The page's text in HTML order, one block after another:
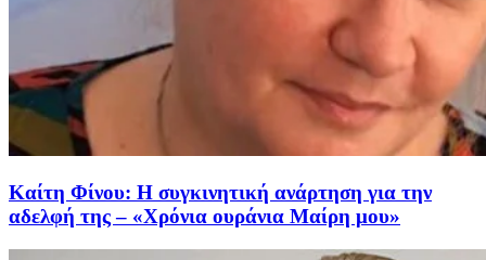
Καίτη Φίνου: Η συγκινητική ανάρτηση για την
αδελφή της – «Χρόνια ουράνια Μαίρη μου»